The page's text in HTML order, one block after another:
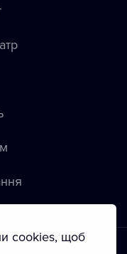
cookies, щоб